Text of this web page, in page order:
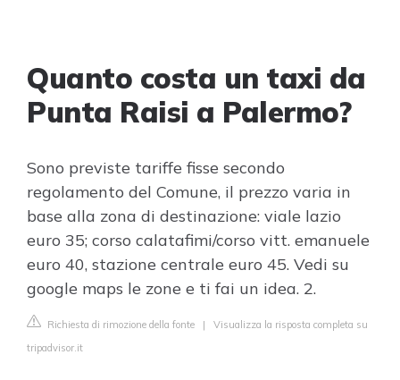
Quanto costa un taxi da
Punta Raisi a Palermo?
Sono previste tariffe fisse secondo
regolamento del Comune, il prezzo varia in
base alla zona di destinazione: viale lazio
euro 35; corso calatafimi/corso vitt. emanuele
euro 40, stazione centrale euro 45. Vedi su
google maps le zone e ti fai un idea. 2.
Richiesta di rimozione della fonte | Visualizza la risposta completa su
tripadvisor.it